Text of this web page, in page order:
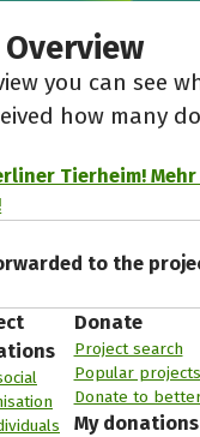
you can see
how many
Tierheim! Mehr
to the
Donate
Project search
Popular projects
Donate to
My donations